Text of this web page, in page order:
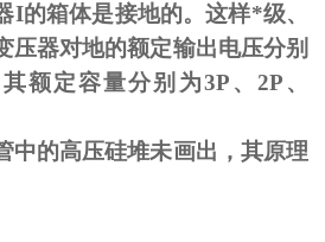
I的箱体是接地的。这样*级、
压器对地的额定输出电压分别
额定容量分别为3P、2P、
中的高压硅堆未画出，其原理